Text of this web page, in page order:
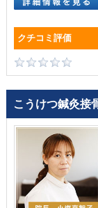
こうけつ鍼灸接